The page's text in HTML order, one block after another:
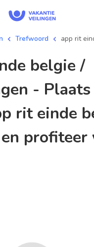
Trefwoord app rit
-
rit einde
profiteer